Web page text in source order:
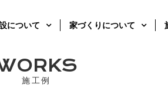
について 家づくりについて
施工例